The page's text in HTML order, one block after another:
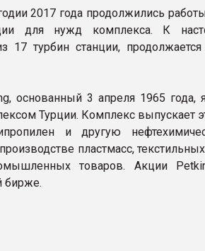
2017 года продолжились
для нужд комплекса. К
турбин станции,
основанный 3 апреля 1965 года,
Турции. Комплекс выпускает
и другую
пластмасс,
товаров. Акции
бирже.